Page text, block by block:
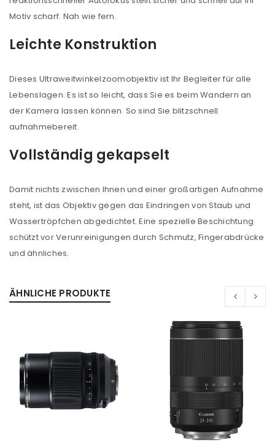
Motiv scharf. Nah wie fern.
Leichte Konstruktion
Dieses Ultraweitwinkelzoomobjektiv ist Ihr Begleiter für alle
Lebenslagen. Es ist so leicht, dass Sie es beim Wandern an
der Kamera lassen können. So sind Sie blitzschnell
aufnahmebereit.
Vollständig gekapselt
Damit nichts zwischen Ihnen und einer großartigen Aufnahme
steht, ist das Objektiv gegen das Eindringen von Staub und
Wassertröpfchen abgedichtet. Eine spezielle Beschichtung
schützt vor Verunreinigungen durch Schmutz, Fingerabdrücke
und ähnliches.
ÄHNLICHE PRODUKTE